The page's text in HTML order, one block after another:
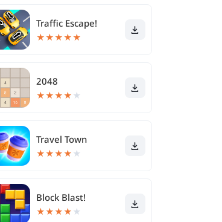
Traffic Escape!
★★★★★
2048
★★★★ ★
Travel Town
★★★★ ★
Block Blast!
★★★★ ★